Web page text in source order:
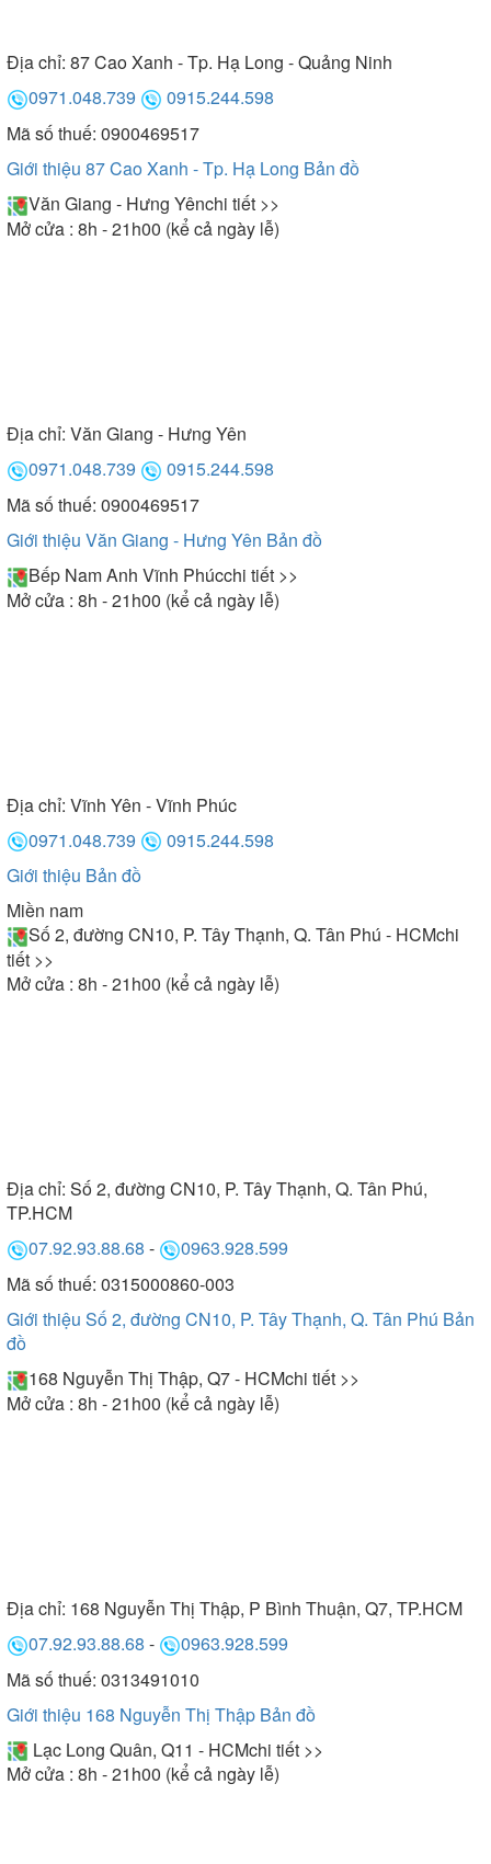
Địa chỉ: 87 Cao Xanh - Tp. Hạ Long - Quảng Ninh
0971.048.739
0915.244.598
Mã số thuế: 0900469517
Giới thiệu 87 Cao Xanh - Tp. Hạ Long Bản đồ
Văn Giang - Hưng Yênchi tiết >>
Mở cửa : 8h - 21h00 (kể cả ngày lễ)
Địa chỉ: Văn Giang - Hưng Yên
0971.048.739
0915.244.598
Mã số thuế: 0900469517
Giới thiệu Văn Giang - Hưng Yên Bản đồ
Bếp Nam Anh Vĩnh Phúcchi tiết >>
Mở cửa : 8h - 21h00 (kể cả ngày lễ)
Địa chỉ: Vĩnh Yên - Vĩnh Phúc
0971.048.739
0915.244.598
Giới thiệu Bản đồ
Miền nam
Số 2, đường CN10, P. Tây Thạnh, Q. Tân Phú - HCMchi
tiết >>
Mở cửa : 8h - 21h00 (kể cả ngày lễ)
Địa chỉ: Số 2, đường CN10, P. Tây Thạnh, Q. Tân Phú,
TP.HCM
07.92.93.88.68 -
0963.928.599
Mã số thuế: 0315000860-003
Giới thiệu Số 2, đường CN10, P. Tây Thạnh, Q. Tân Phú Bản
đồ
168 Nguyễn Thị Thập, Q7 - HCMchi tiết >>
Mở cửa : 8h - 21h00 (kể cả ngày lễ)
Địa chỉ: 168 Nguyễn Thị Thập, P Bình Thuận, Q7, TP.HCM
07.92.93.88.68 -
0963.928.599
Mã số thuế: 0313491010
Giới thiệu 168 Nguyễn Thị Thập Bản đồ
Lạc Long Quân, Q11 - HCMchi tiết >>
Mở cửa : 8h - 21h00 (kể cả ngày lễ)